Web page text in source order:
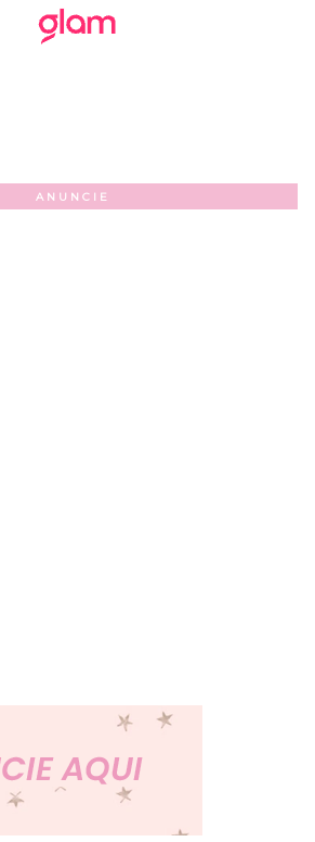
ANUNCIE